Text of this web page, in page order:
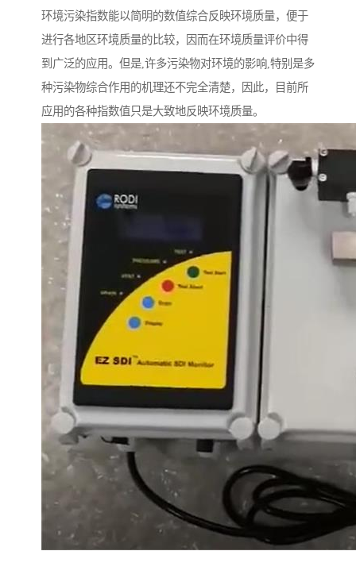
环境污染指数能以简明的数值综合反映环境质量，便于
进行各地区环境质量的比较，因而在环境质量评价中得
到广泛的应用。但是,许多污染物对环境的影响,特别是多
种污染物综合作用的机理还不完全清楚，因此，目前所
应用的各种指数值只是大致地反映环境质量。